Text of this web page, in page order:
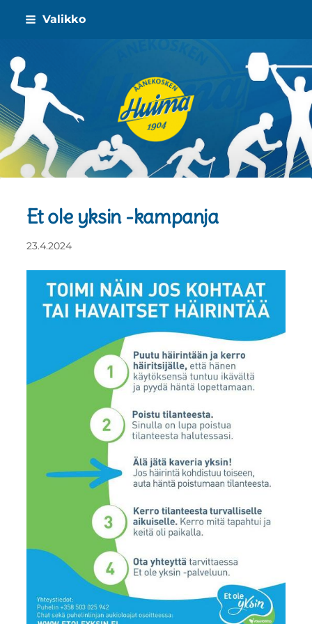
Siirry
Valikko
Äänekosken Huima ry
Et ole yksin -kampanja
23.4.2024